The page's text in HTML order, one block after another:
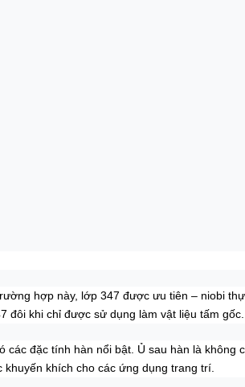
hợp này, lớp 347 được ưu tiên – niobi
khi chỉ được sử dụng làm vật liệu tấm gốc.
đặc tính hàn nổi bật. Ủ sau hàn là không
khích cho các ứng dụng trang trí.